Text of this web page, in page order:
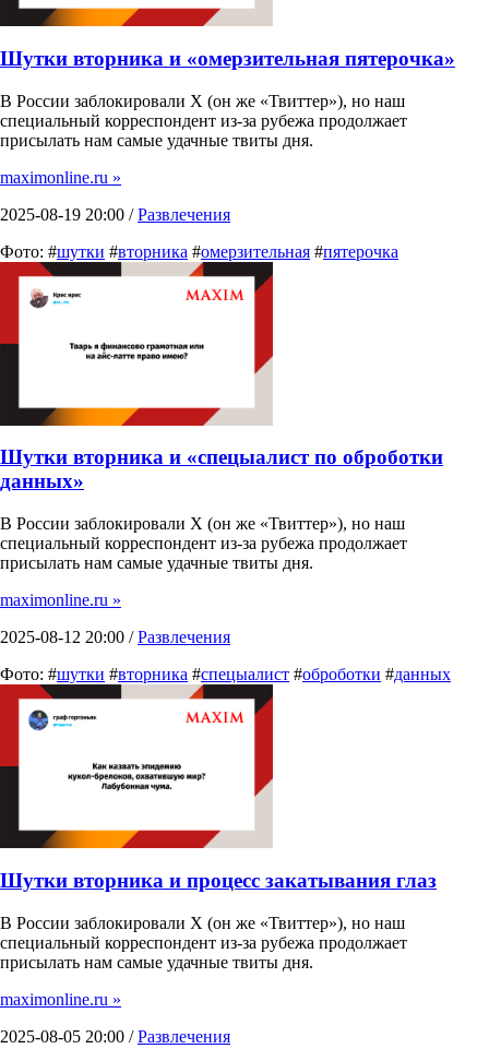
Шутки вторника и «омерзительная пятерочка»
В России заблокировали X (он же «Твиттер»), но наш
специальный корреспондент из-за рубежа продолжает
присылать нам самые удачные твиты дня.
maximonline.ru »
2025-08-19 20:00 /Развлечения
Фото: #шутки #вторника #омерзительная #пятерочка
Шутки вторника и «спецыалист по оброботки
данных»
В России заблокировали X (он же «Твиттер»), но наш
специальный корреспондент из-за рубежа продолжает
присылать нам самые удачные твиты дня.
maximonline.ru »
2025-08-12 20:00 /Развлечения
Фото: #шутки #вторника #спецыалист #оброботки #данных
Шутки вторника и процесс закатывания глаз
В России заблокировали X (он же «Твиттер»), но наш
специальный корреспондент из-за рубежа продолжает
присылать нам самые удачные твиты дня.
maximonline.ru »
2025-08-05 20:00 /Развлечения